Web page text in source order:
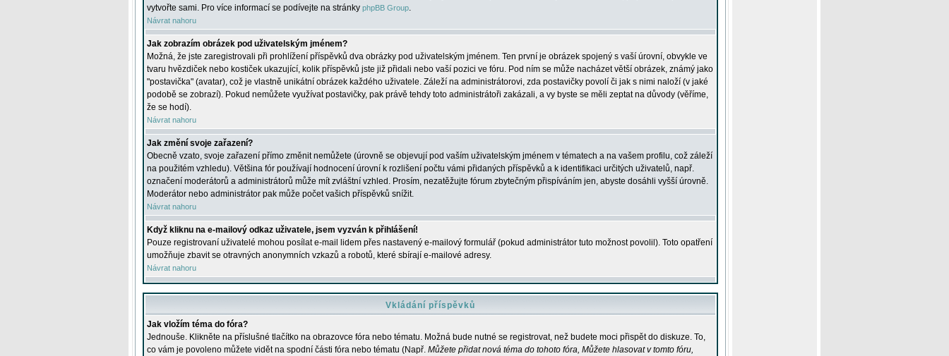
vytvořte sami. Pro více informací se podívejte na stránky phpBB Group.
Návrat nahoru
Jak zobrazím obrázek pod uživatelským jménem?
Možná, že jste zaregistrovali při prohlížení příspěvků dva obrázky pod uživatelským jménem. Ten první je obrázek spojený s vaší úrovní, obvykle ve
tvaru hvězdiček nebo kostiček ukazující, kolik příspěvků jste již přidali nebo vaší pozici ve fóru. Pod ním se může nacházet větší obrázek, známý jako
"postavička" (avatar), což je vlastně unikátní obrázek každého uživatele. Záleží na administrátorovi, zda postavičky povolí či jak s nimi naloží (v jaké
podobě se zobrazí). Pokud nemůžete využívat postavičky, pak právě tehdy toto administrátoři zakázali, a vy byste se měli zeptat na důvody (věříme,
že se hodí).
Návrat nahoru
Jak změní svoje zařazení?
Obecně vzato, svoje zařazení přímo změnit nemůžete (úrovně se objevují pod vaším uživatelským jménem v tématech a na vašem profilu, což záleží
na použitém vzhledu). Většina fór používají hodnocení úrovní k rozlišení počtu vámi přidaných příspěvků a k identifikaci určitých uživatelů, např.
označení moderátorů a administrátorů může mít zvláštní vzhled. Prosím, nezatěžujte fórum zbytečným přispíváním jen, abyste dosáhli vyšší úrovně.
Moderátor nebo administrátor pak může počet vašich příspěvků snížit.
Návrat nahoru
Když kliknu na e-mailový odkaz uživatele, jsem vyzván k přihlášení!
Pouze registrovaní uživatelé mohou posílat e-mail lidem přes nastavený e-mailový formulář (pokud administrátor tuto možnost povolil). Toto opatření
umožňuje zbavit se otravných anonymních vzkazů a robotů, které sbírají e-mailové adresy.
Návrat nahoru
Vkládání příspěvků
Jak vložím téma do fóra?
Jednouše. Klikněte na příslušné tlačítko na obrazovce fóra nebo tématu. Možná bude nutné se registrovat, než budete moci přispět do diskuze. To,
co vám je povoleno můžete vidět na spodní části fóra nebo tématu (Např. Můžete přidat nová téma do tohoto fóra, Můžete hlasovat v tomto fóru,